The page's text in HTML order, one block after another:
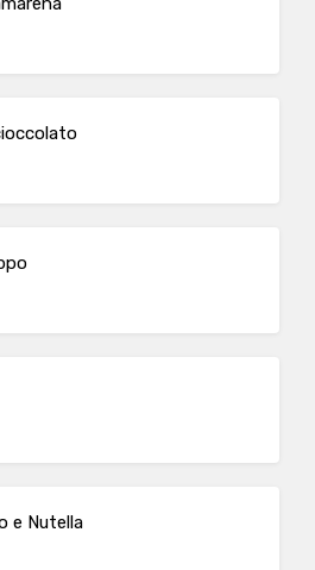
e Nutella